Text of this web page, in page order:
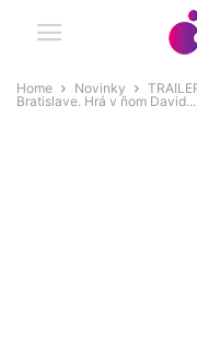
Home Novinky
Bratislave. Hrá v ňom David...